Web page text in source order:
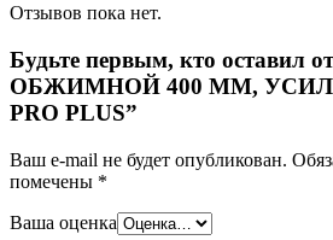
Отзывов пока нет.
Будьте первым, кто оставил
ОБЖИМНОЙ 400 ММ,
PRO PLUS”
Ваш e-mail не будет опубликован.
помечены *
Ваша оценка